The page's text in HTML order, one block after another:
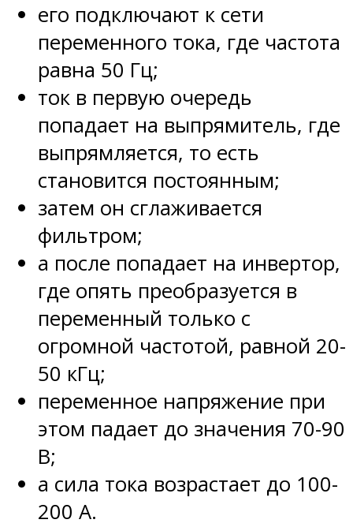
его подключают к сети
переменного тока, где частота
равна 50 Гц;
ток в первую очередь
попадает на выпрямитель, где
выпрямляется, то есть
становится постоянным;
затем он сглаживается
фильтром;
а после попадает на инвертор,
где опять преобразуется в
переменный только с
огромной частотой, равной 20-
50 кГц;
переменное напряжение при
этом падает до значения 70-90
В;
а сила тока возрастает до 100-
200 А.